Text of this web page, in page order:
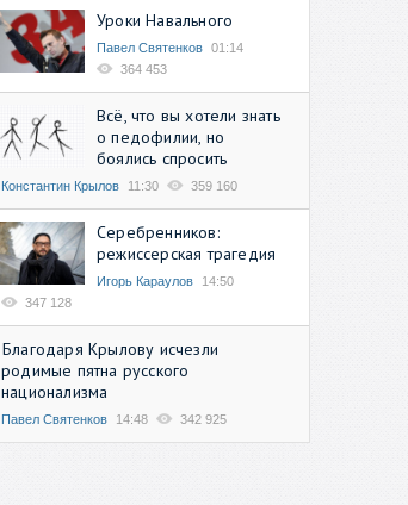
Уроки Навального
Павел Святенков 01:14
364 453
Всё, что вы хотели знать
о педофилии, но
боялись спросить
Константин Крылов 11:30 359 160
Серебренников:
режиссерская трагедия
Игорь Караулов
14:50
347 128
Благодаря Крылову исчезли
родимые пятна русского
национализма
Павел Святенков 14:48 342 925